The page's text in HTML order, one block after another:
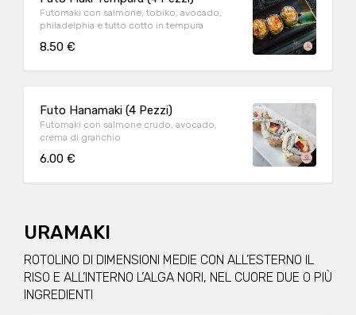
Futomaki con salmone, tobiko, avocado,
philadelphia e tutto cotto in tempura
8.50 €
Futo Hanamaki (4 Pezzi)
Futomaki con salmone crudo, avocado,
crema di granchio
6.00 €
URAMAKI
ROTOLINO DI DIMENSIONI MEDIE CON ALL’ESTERNO IL
RISO E ALL’INTERNO L’ALGA NORI, NEL CUORE DUE O PIÙ
INGREDIENTI